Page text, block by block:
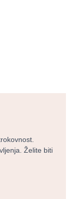
Želite biti